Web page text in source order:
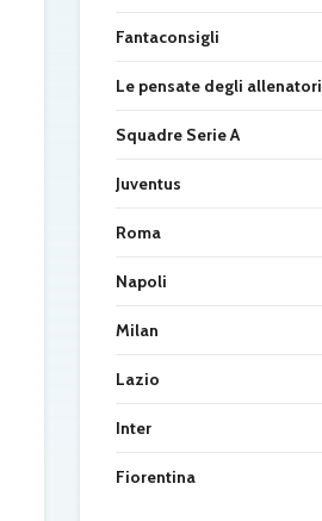
Fantaconsigli
Le pensate degli allenatori
Squadre Serie A
Juventus
Roma
Napoli
Milan
Lazio
Inter
Fiorentina